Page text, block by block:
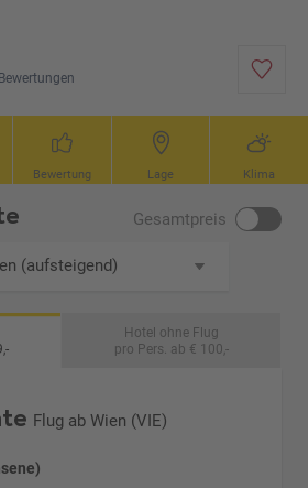
Bewertungen
Bewertung Lage Klima
Gesamtpreis
(aufsteigend)
Hotel ohne Flug
pro Pers. ab € 100,-
Flug ab Wien (VIE)